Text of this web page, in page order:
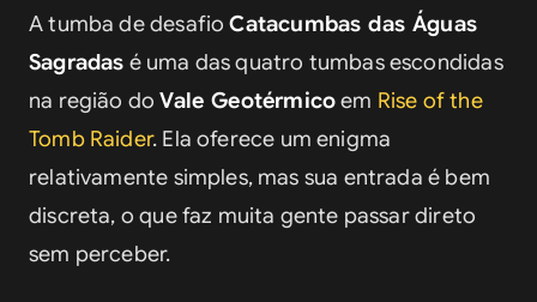
A tumba de desafio Catacumbas das Águas
Sagradas é uma das quatro tumbas escondidas
na região do Vale Geotérmico em Rise of the
Tomb Raider. Ela oferece um enigma
relativamente simples, mas sua entrada é bem
discreta, o que faz muita gente passar direto
sem perceber.